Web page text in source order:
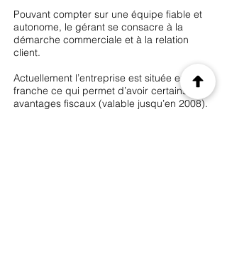
Pouvant compter sur une équipe fiable et
autonome, le gérant se consacre à la
démarche commerciale et à la relation
client.
Actuellement l’entreprise est située en zone
franche ce qui permet d’avoir certains
avantages fiscaux (valable jusqu’en 2008).